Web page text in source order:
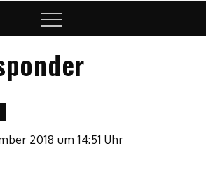
Menu
2018 um 14:51 Uhr